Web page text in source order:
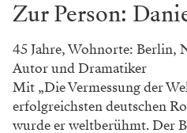
Zur Person:
45 Jahre, Wohnorte: Berlin,
Autor und Dramatiker
Mit „Die Vermessung der
erfolgreichsten deutschen
wurde er weltberühmt. Der